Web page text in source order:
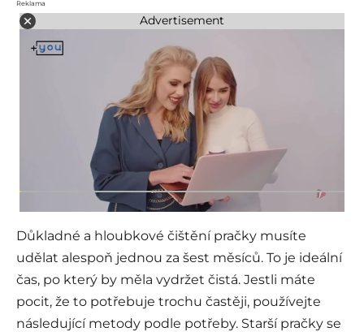
Reklama
Advertisement
Důkladné a hloubkové čištění pračky musíte
udělat alespoň jednou za šest měsíců. To je ideální
čas, po který by měla vydržet čistá. Jestli máte
pocit, že to potřebuje trochu častěji, používejte
následující metody podle potřeby. Starší pračky se